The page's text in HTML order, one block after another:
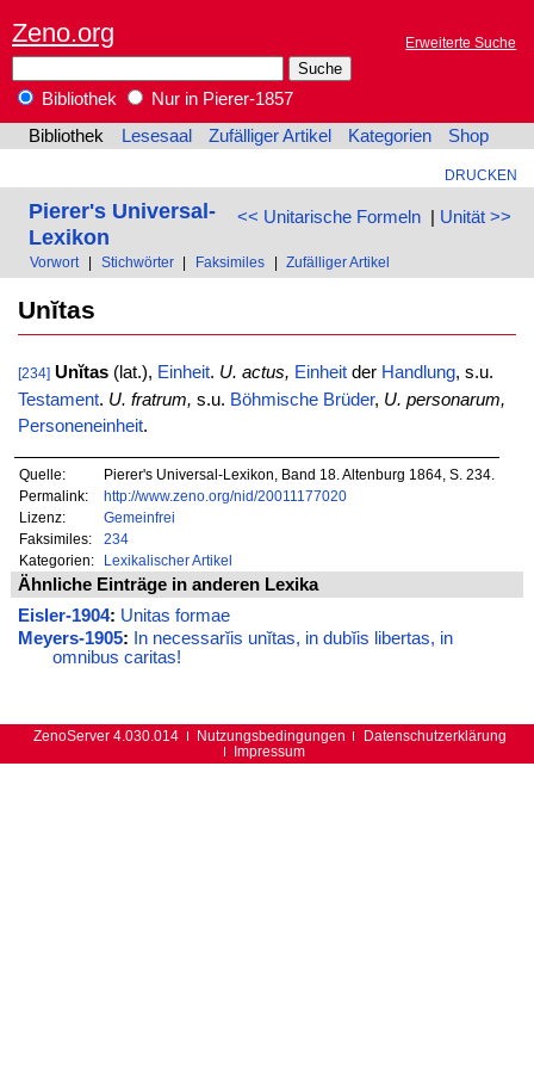
Zeno.org Erweiterte Suche
Bibliothek
Nur in Pierer-1857
Bibliothek
Lesesaal Zufälliger Artikel Kategorien Shop
DRUCKEN
<< Unitarische Formeln| Unität >>
Pierer's Universal-
Lexikon
Vorwort Stichwörter Faksimiles Zufälliger Artikel
Unĭtas
[234] Unĭtas(lat.), Einheit. U. actus, Einheitder Handlung, s.u.
Testament. U. fratrum, s.u. Böhmische Brüder, U. personarum,
Personeneinheit.
Quelle:
Pierer's Universal-Lexikon, Band 18. Altenburg 1864, S. 234.
Permalink:
http://www.zeno.org/nid/20011177020
Lizenz:
Gemeinfrei
Faksimiles:
234
Kategorien:
Lexikalischer Artikel
Ähnliche Einträge in anderen Lexika
Eisler-1904: Unitas formae
Meyers-1905:
In necessarĭis unĭtas, in dubĭis libertas, in
omnibus caritas!
ZenoServer 4.030.014 Nutzungsbedingungen
Datenschutzerklärung
Impressum